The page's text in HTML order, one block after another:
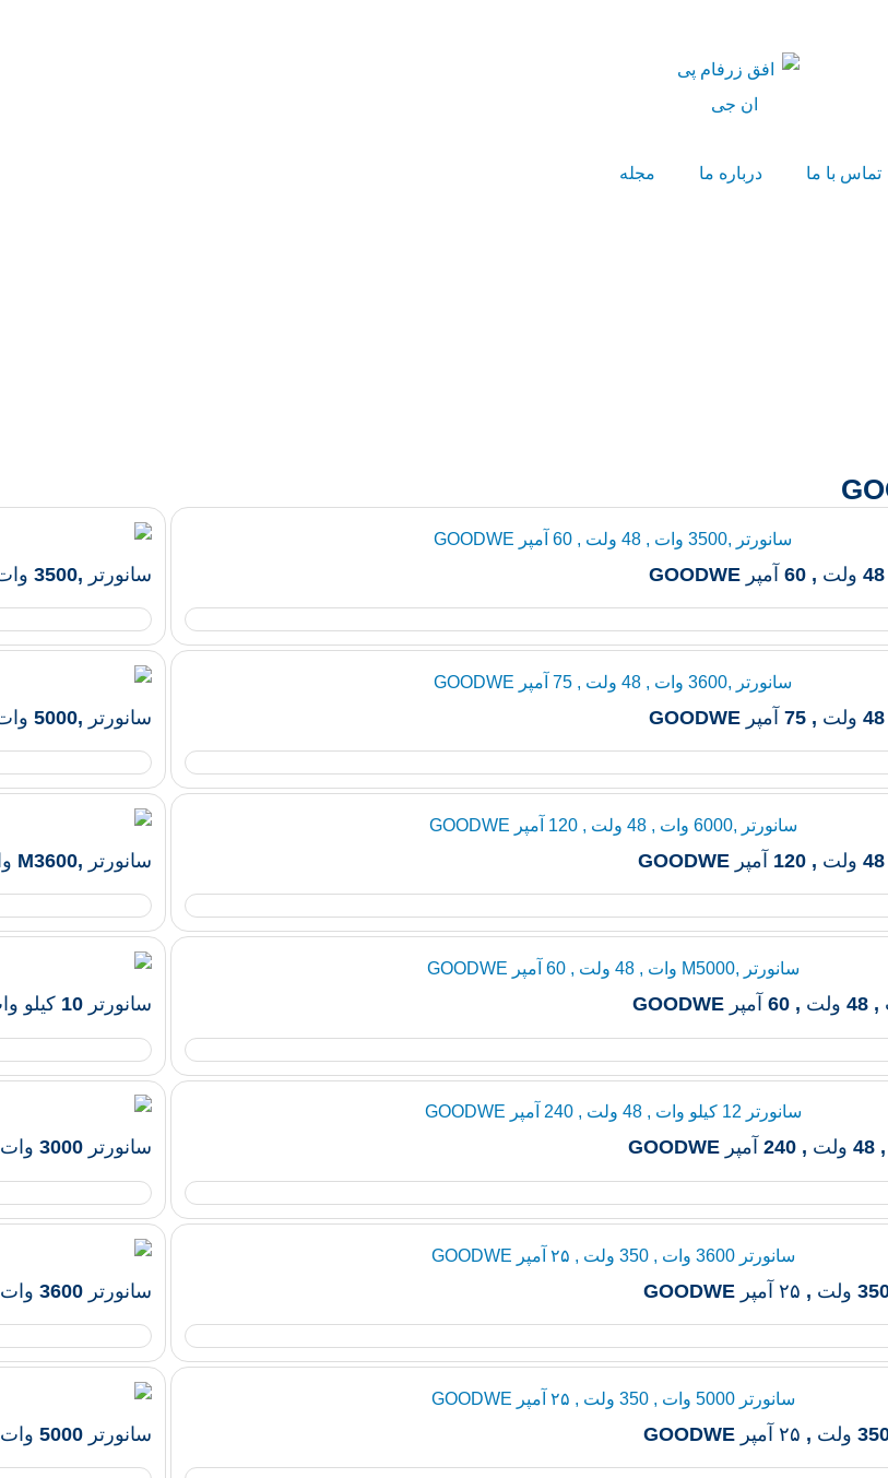
تماس با ما درباره ما مجله
سانورتر ,3500 وات , 48 ولت , 75 آمپر GOODWE
سانورتر ,5000 وات , 48 ولت , 120 آمپر GOODWE
سانورتر ,M3600 وات , 48 ولت , 60 آمپر GOODWE
سانورتر 10 کیلو وات , 48 ولت , 200 آمپر GOODWE
سانورتر 3000 وات , 48 ولت , 70 آمپر GOODWE
سانورتر 3600 وات , 48 ولت , 90 آمپر GOODWE
سانورتر 5000 وات , 48 ولت , 120 آمپر GOODWE